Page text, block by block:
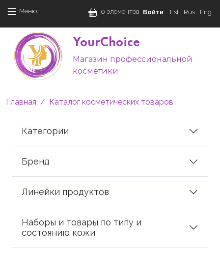
Меню 0 элементов User
Войти Est Rus Eng
YourChoice
Магазин профессиональной
косметики
Строка навигации
Главная Каталог косметических товаров
Категории
Бренд
Линейки продуктов
Наборы и товары по типу и
состоянию кожи